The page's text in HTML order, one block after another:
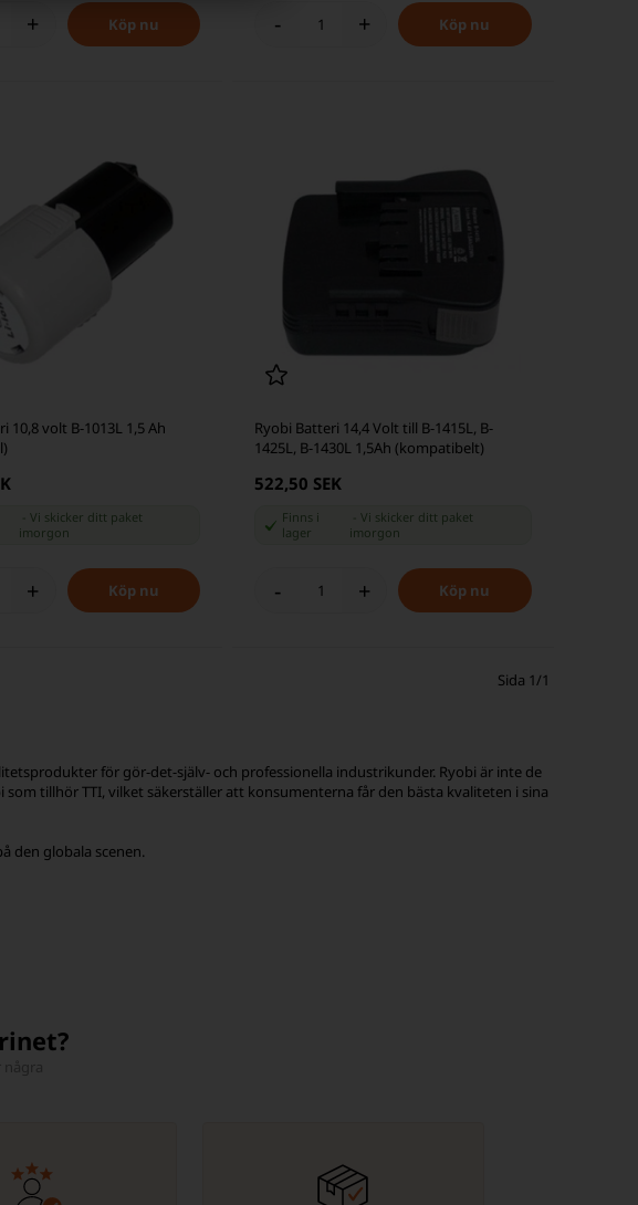
+ - +
10,8 volt B-1013L 1,5 Ah
Vi skicker ditt paket
imorgon
+
Ryobi Batteri 14,4 Volt till B-1415L, B-
1425L, B-1430L 1,5Ah (kompatibelt)
522,50 SEK
Finns i
lager
-Vi skicker ditt paket
imorgon
- +
Sida 1/1
för gör-det-själv- och professionella industrikunder. Ryobi är inte de
tillhör TTI, vilket säkerställer att konsumenterna får den bästa kvaliteten i sina
den globala scenen.